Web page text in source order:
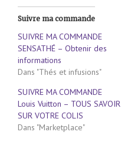
Suivre ma commande
SUIVRE MA COMMANDE
SENSATHÉ – Obtenir des
informations
Dans "Thés et infusions"
SUIVRE MA COMMANDE
Louis Vuitton – TOUS SAVOIR
SUR VOTRE COLIS
Dans "Marketplace"